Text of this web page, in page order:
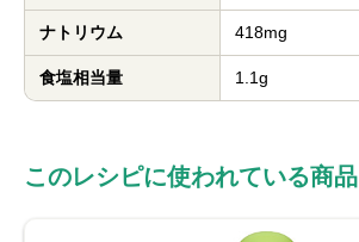
ナトリウム 418mg
食塩相当量 1.1g
このレシピに使われている商品